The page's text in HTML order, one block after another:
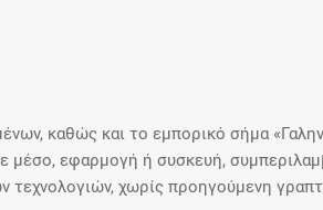
καθώς και το εμπορικό σήμα
εφαρμογή ή συσκευή,
χωρίς προηγούμενη